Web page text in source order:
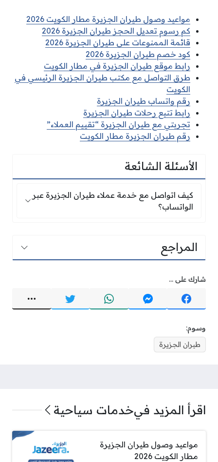
مواعيد وصول طيران الجزيرة مطار الكويت 2026
كم رسوم تعديل الحجز طيران الجزيرة 2026
قائمة الممنوعات على طيران الجزيرة 2026
كود خصم طيران الجزيرة 2026
رابط موقع طيران الجزيرة في مطار الكويت
طرق التواصل مع مكتب طيران الجزيرة الرئيسي في
الكويت
رقم واتساب طيران الجزيرة
رابط تتبع رحلات طيران الجزيرة
تجربتي مع طيران الجزيرة “تقييم العملاء”
رقم طيران الجزيرة مطار الكويت
الأسئلة الشائعة
كيف اتواصل مع خدمة عملاء طيران الجزيرة عبر
كيف اتواصل مع خدمة عملاء طيران الجزيرة عبر
الواتساب؟
المراجع
شارك على ...
وسوم:
طيران الجزيرة
اقرأ المزيد فيخدمات سياحية
مواعيد وصول طيران الجزيرة
مطار الكويت 2026